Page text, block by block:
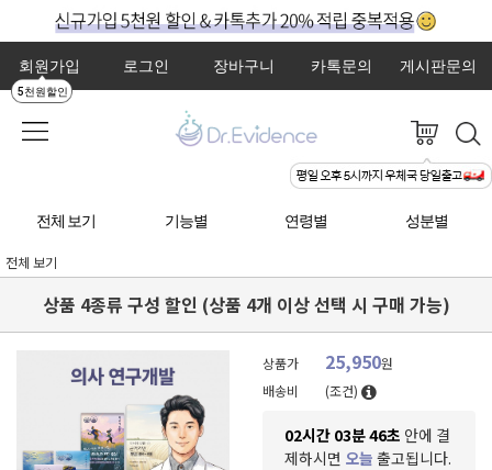
회원가입
5천원할인
로그인 장바구니 카톡문의 게시판문의
전체 보기 기능별 연령별 성분별
전체 보기
상품 4종류 구성 할인 (상품 4개 이상 선택 시 구매 가능)
상품가 25,950원
배송비
(조건)
02시간 03분 45초 안에 결
제하시면 오늘 출고됩니다.